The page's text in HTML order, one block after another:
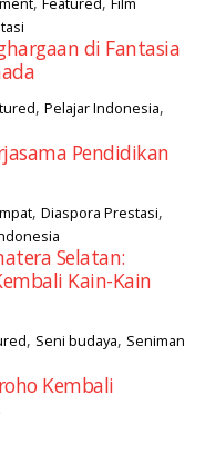
di Fantasia
,Pelajar Indonesia,
Pendidikan
,Diaspora Prestasi,
Selatan:
Kain-Kain
, Seni budaya, Seniman
Kembali